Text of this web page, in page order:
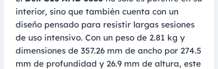
interior, sino que también cuenta con un
diseño pensado para resistir largas sesiones
de uso intensivo. Con un peso de 2.81 kg y
dimensiones de 357.26 mm de ancho por 274.5
mm de profundidad y 26.9 mm de altura, este